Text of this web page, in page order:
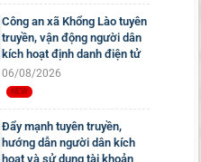
Công an xã Khổng Lào tuyên
truyền, vận động người dân
kích hoạt định danh điện tử
06/08/2026
Đẩy mạnh tuyên truyền,
hướng dẫn người dân kích
hoạt và sử dụng tài khoản